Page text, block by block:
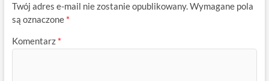
Twój adres e-mail nie zostanie opublikowany.Wymagane pola
są oznaczone *
Komentarz *